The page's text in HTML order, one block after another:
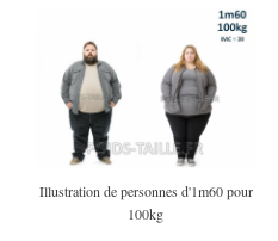
Illustration de personnes d'1m60 pour
100kg